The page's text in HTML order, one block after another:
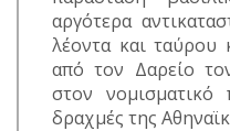
αργότερα
λέοντα και ταύρου
από τον Δαρείο
στον
δραχμές της